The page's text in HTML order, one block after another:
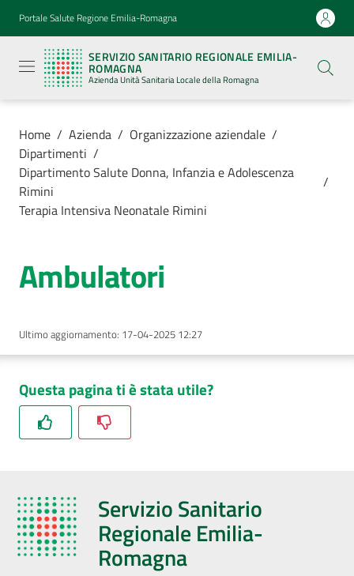
Vai al contenuto
Vai alla navigazione
Vai al footer
Portale Salute Regione Emilia-Romagna
SERVIZIO SANITARIO REGIONALE EMILIA-
ROMAGNA
Azienda Unità Sanitaria Locale della Romagna
Sanitario
Regionale
Emilia-
Romagna
Azienda
Sanitaria
Locale della
Romagna
Azienda
Servizi
cura
Menu selezionato
AUSL
Comunica
Carta
dei
Home / Azienda / Organizzazione aziendale /
Dipartimenti /
Dipartimento Salute Donna, Infanzia e Adolescenza
Rimini
/
Terapia Intensiva Neonatale Rimini
Ambulatori
Ultimo aggiornamento: 17-04-2025 12:27
Questa pagina ti è stata utile?
Servizio Sanitario
Regionale Emilia-
Romagna